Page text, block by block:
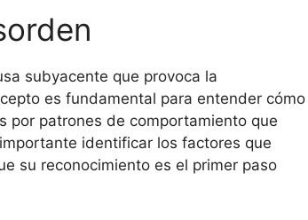
subyacente que provoca la
es fundamental para entender cómo
por patrones de comportamiento que
identificar los factores que
su reconocimiento es el primer paso